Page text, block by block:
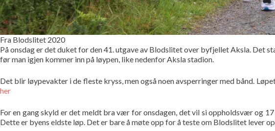
Fra Blodslitet 2020
På onsdag er det duket for den 41. utgave av Blodslitet over byfjellet Aksla.
før man igjen kommer inn på løypen, like nedenfor Aksla stadion.
Det blir løypevakter i de fleste kryss, men også noen avsperringer med bånd.
her
For en gang skyld er det meldt bra vær for onsdagen, det vil si oppholdsvær og
Dette er byens eldste løp. Det er bare å møte opp for å teste om Blodslitet lever